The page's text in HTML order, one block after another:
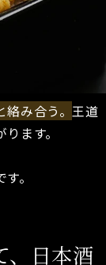
み合う。 王道
ます。
す。
、日本酒